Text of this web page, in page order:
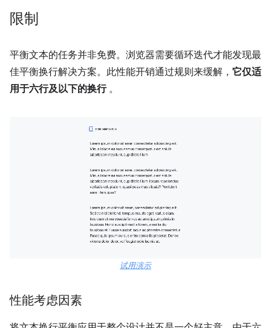
限制
平衡文本的任务并非免费。浏览器需要循环迭代才能发现最
佳平衡换行解决方案。此性能开销通过规则来缓解， 它仅适
用于六行及以下的换行。
试用演示
性能考虑因素